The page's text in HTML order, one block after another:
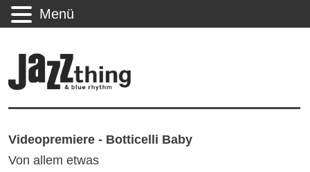
Videopremiere - Botticelli Baby
Von allem etwas
Menü